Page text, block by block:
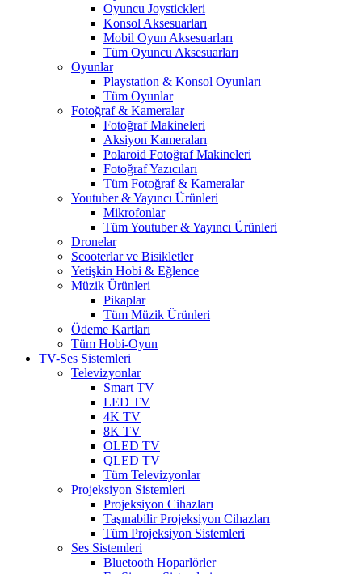
Oyuncu Joystickleri
Konsol Aksesuarları
Mobil Oyun Aksesuarları
Tüm Oyuncu Aksesuarları
Oyunlar
Playstation & Konsol Oyunları
Tüm Oyunlar
Fotoğraf & Kameralar
Fotoğraf Makineleri
Aksiyon Kameraları
Polaroid Fotoğraf Makineleri
Fotoğraf Yazıcıları
Tüm Fotoğraf & Kameralar
Youtuber & Yayıncı Ürünleri
Mikrofonlar
Tüm Youtuber & Yayıncı Ürünleri
Dronelar
Scooterlar ve Bisikletler
Yetişkin Hobi & Eğlence
Müzik Ürünleri
Pikaplar
Tüm Müzik Ürünleri
Ödeme Kartları
Tüm Hobi-Oyun
TV-Ses Sistemleri
Televizyonlar
Smart TV
LED TV
4K TV
8K TV
OLED TV
QLED TV
Tüm Televizyonlar
Projeksiyon Sistemleri
Projeksiyon Cihazları
Taşınabilir Projeksiyon Cihazları
Tüm Projeksiyon Sistemleri
Ses Sistemleri
Bluetooth Hoparlörler